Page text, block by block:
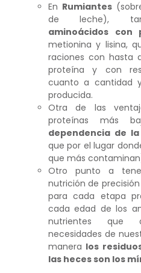
En Rumiantes
de leche),
aminoácidos con
metionina y lisina,
raciones con hasta
proteína y con
cuanto a cantidad
producida.
Otra de las
proteínas más
dependencia de
que por el lugar
que más
Otro punto a
nutrición de
para cada etapa
cada edad de los
nutrientes que
necesidades de
manera los
las heces son los